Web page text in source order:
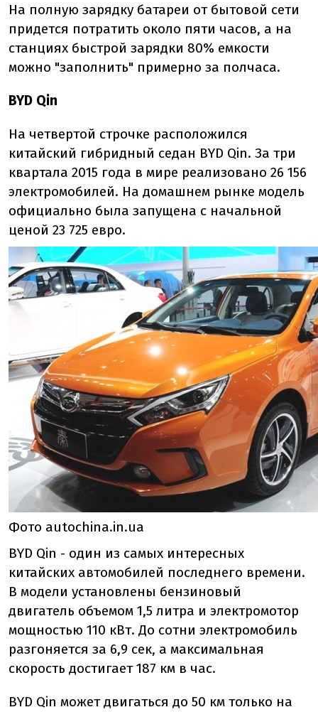
На полную зарядку батареи от бытовой сети
придется потратить около пяти часов, а на
станциях быстрой зарядки 80% емкости
можно "заполнить" примерно за полчаса.
BYD Qin
На четвертой строчке расположился
китайский гибридный седан BYD Qin. За три
квартала 2015 года в мире реализовано 26 156
электромобилей. На домашнем рынке модель
официально была запущена с начальной
ценой 23 725 евро.
Фото autochina.in.ua
BYD Qin - один из самых интересных
китайских автомобилей последнего времени.
В модели установлены бензиновый
двигатель объемом 1,5 литра и электромотор
мощностью 110 кВт. До сотни электромобиль
разгоняется за 6,9 сек, а максимальная
скорость достигает 187 км в час.
BYD Qin может двигаться до 50 км только на